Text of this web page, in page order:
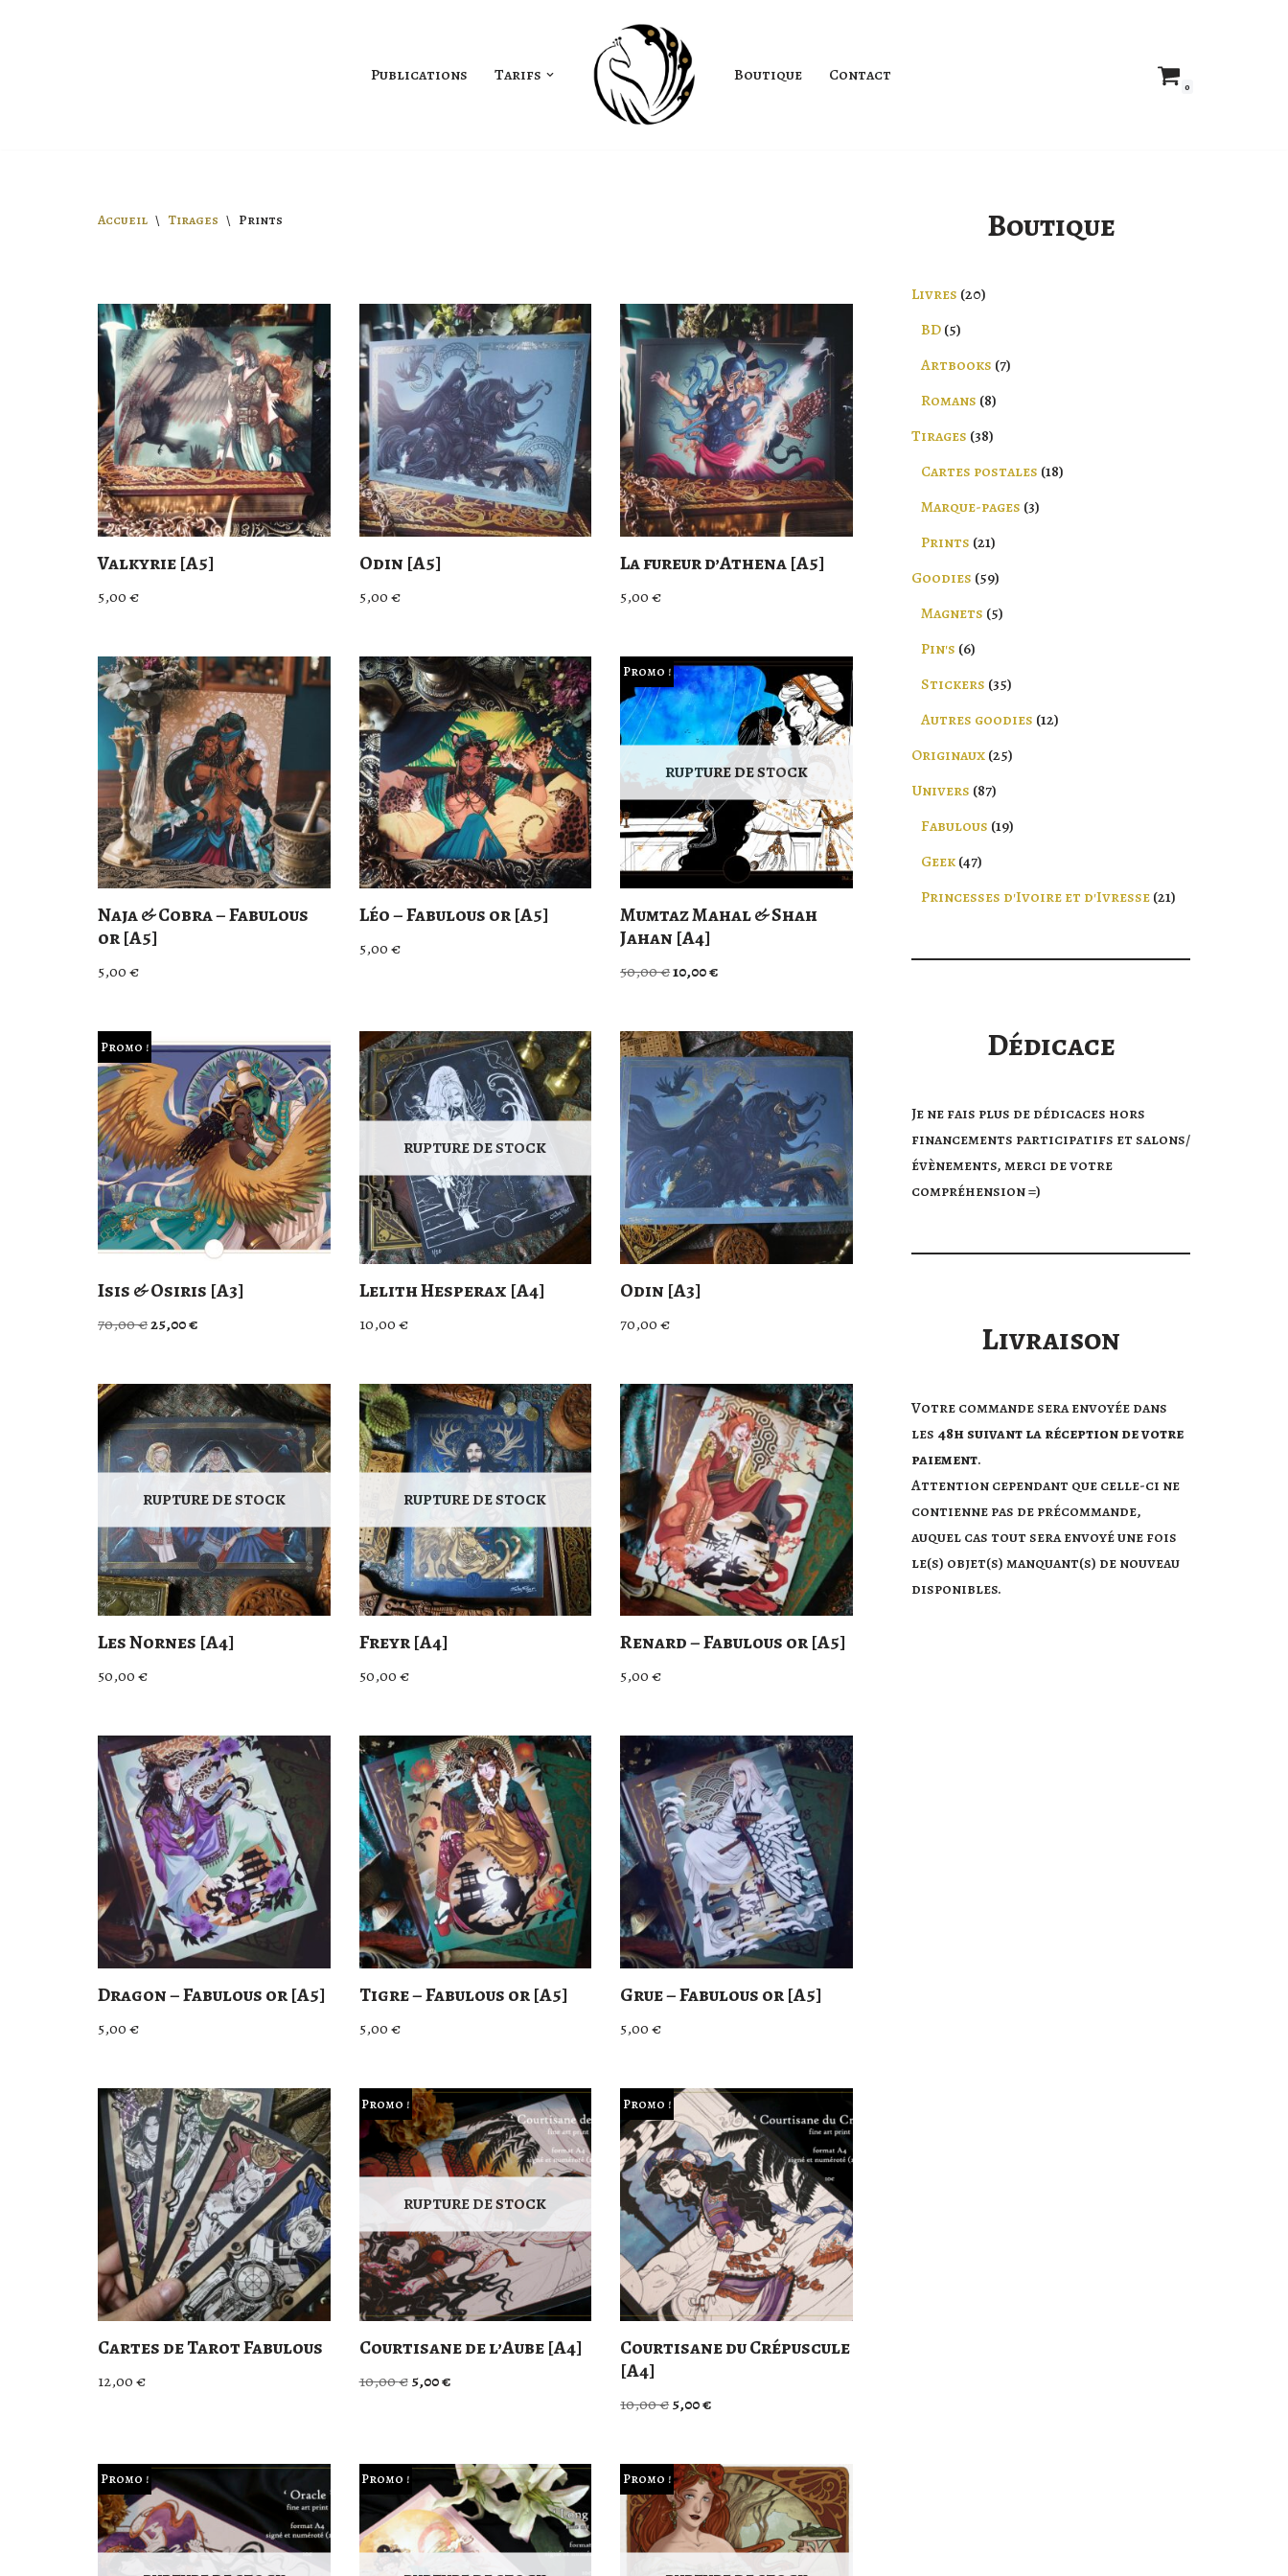
Publications Tarifs Boutique Contact
0
Accueil \ Tirages \ Prints
Valkyrie [A5]
5,00€
Odin [A5]
5,00€
La fureur d’Athena [A5]
5,00€
Naja & Cobra – Fabulous
or [A5]
5,00€
Léo – Fabulous or [A5]
5,00€
RUPTURE DE STOCK
Promo !
Mumtaz Mahal & Shah
Jahan [A4]
50,00€10,00€
Promo !
Isis & Osiris [A3]
70,00€25,00€
RUPTURE DE STOCK
Lelith Hesperax [A4]
10,00€
Odin [A3]
70,00€
RUPTURE DE STOCK
Les Nornes [A4]
50,00€
RUPTURE DE STOCK
Freyr [A4]
50,00€
Renard – Fabulous or [A5]
5,00€
Dragon – Fabulous or [A5]
5,00€
Tigre – Fabulous or [A5]
5,00€
Grue – Fabulous or [A5]
5,00€
Cartes de Tarot Fabulous
12,00€
RUPTURE DE STOCK
Promo !
Courtisane de l’Aube [A4]
10,00€ 5,00€
Promo !
Courtisane du Crépuscule
[A4]
10,00€5,00€
Promo ! Promo ! Promo !
Boutique
Livres 20
BD 5
Artbooks 7
Romans 8
Tirages 38
Cartes postales 18
Marque-pages 3
Prints 21
Goodies 59
Magnets 5
Pin's 6
Stickers 35
Autres goodies 12
Originaux 25
Univers 87
Fabulous 19
Geek 47
Princesses d'Ivoire et d'Ivresse 21
Dédicace
Je ne fais plus de dédicaces hors
financements participatifs et salons/
évènements, merci de votre
compréhension =)
Livraison
Votre commande sera envoyée dans
les 48h suivant la réception de votre
paiement.
Attention cependant que celle-ci ne
contienne pas de précommande,
auquel cas tout sera envoyé une fois
le(s) objet(s) manquant(s) de nouveau
disponibles.